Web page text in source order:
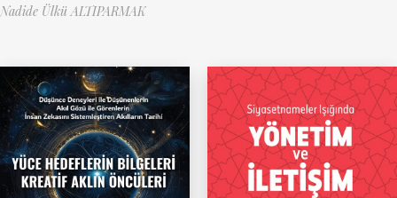
Nadide Ülkü ALTIPARMAK